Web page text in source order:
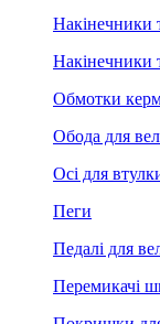
Накінечники
Накінечники
Обмотки
Обода для
Осі для
Пеги
Педалі для
Перемикачі